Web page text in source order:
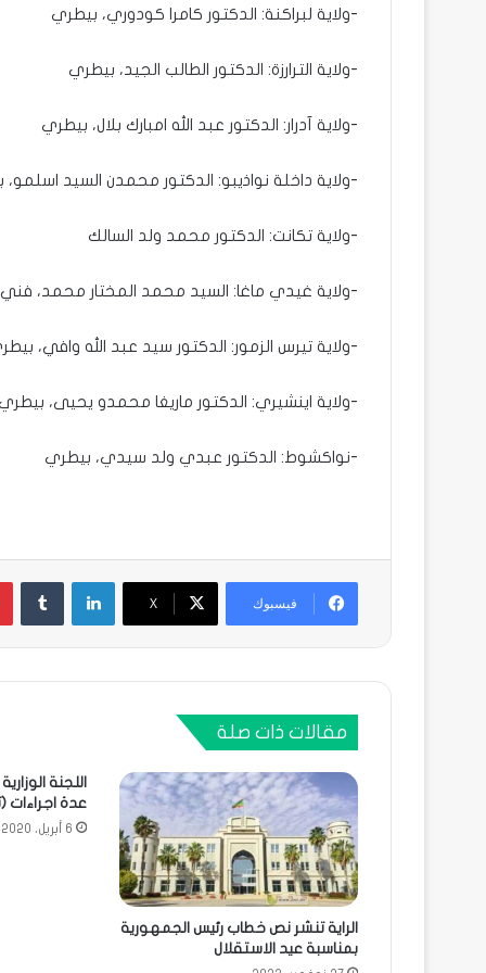
-ولاية لبراكنة: الدكتور كامرا كودوري، بيطري
-ولاية الترارزة: الدكتور الطالب الجيد، بيطري
-ولاية آدرار: الدكتور عبد الله امبارك بلال، بيطري
-ولاية داخلة نواذيبو: الدكتور محمدن السيد
-ولاية تكانت: الدكتور محمد ولد السالك
-ولاية غيدي ماغا: السيد محمد المختار محمد، فني
-ولاية تيرس الزمور: الدكتور سيد عبد الله وافي،
-ولاية اينشيري: الدكتور ماريغا محمدو يحيى، بيطري
-نواكشوط: الدكتور عبدي ولد سيدي، بيطري
فيسبوك X
لينكدإن
مقالات ذات صلة
الراية تنشر نص خطاب رئيس الجمهورية
بمناسبة عيد الاستقلال
اللجنة
عدة اجراءات
6 أبريل، 2020